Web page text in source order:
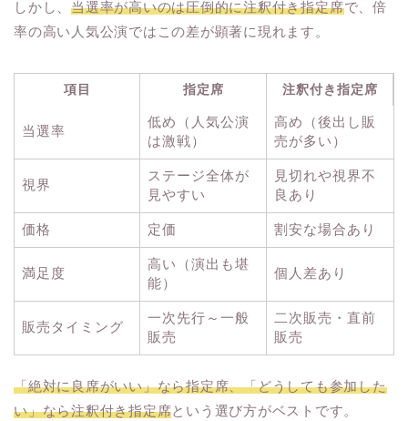
しかし、当選率が高いのは圧倒的に注釈付き指定席で、倍
率の高い人気公演ではこの差が顕著に現れます。
項目 指定席 注釈付き指定席
当選率
低め（人気公演
は激戦）
高め（後出し販
売が多い）
視界
ステージ全体が
見やすい
見切れや視界不
良あり
価格 定価 割安な場合あり
満足度
高い（演出も堪
能）
個人差あり
販売タイミング
一次先行～一般
販売
二次販売・直前
販売
「絶対に良席がいい」なら指定席、「どうしても参加した
い」なら注釈付き指定席という選び方がベストです。